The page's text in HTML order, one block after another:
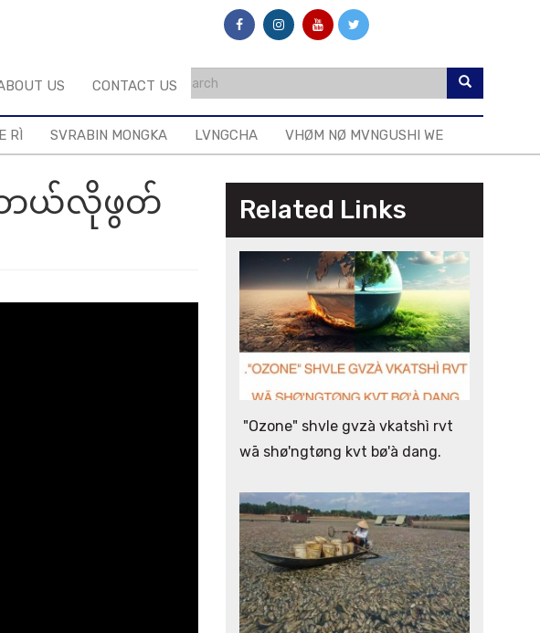
US CONTACT US
RÌ SVRABIN MONGKA LVNGCHA VHØM NØ MVNGUSHI WE
) ဘယ်လိုဖွတ်
Related Links
"Ozone" shvle gvzà vkatshì rvt
wā shø'ngtøng kvt bø'à dang.